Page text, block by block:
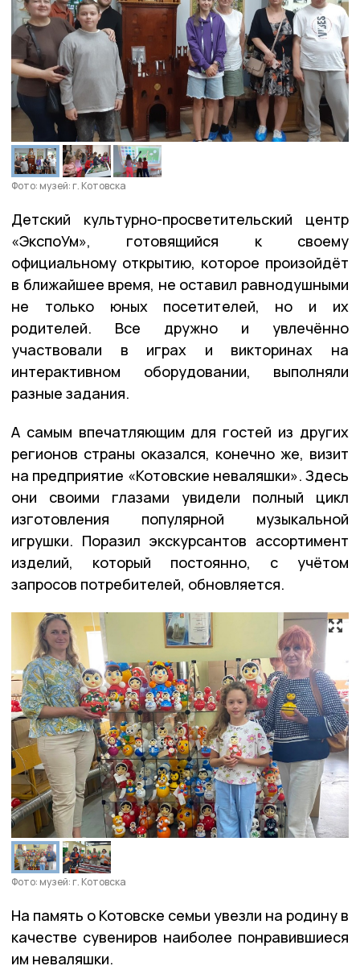
Фото: музей: г. Котовска
Детский культурно-просветительский центр
«ЭкспоУм», готовящийся к своему
официальному открытию, которое произойдёт
в ближайшее время, не оставил равнодушными
не только юных посетителей, но и их
родителей. Все дружно и увлечённо
участвовали в играх и викторинах на
интерактивном оборудовании, выполняли
разные задания.
А самым впечатляющим для гостей из других
регионов страны оказался, конечно же, визит
на предприятие «Котовские неваляшки». Здесь
они своими глазами увидели полный цикл
изготовления популярной музыкальной
игрушки. Поразил экскурсантов ассортимент
изделий, который постоянно, с учётом
запросов потребителей, обновляется.
Фото: музей: г. Котовска
На память о Котовске семьи увезли на родину в
качестве сувениров наиболее понравившиеся
им неваляшки.